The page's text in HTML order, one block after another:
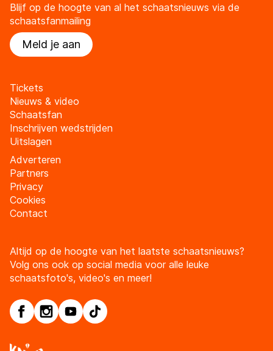
Blijf op de hoogte van al het schaatsnieuws via de
schaatsfanmailing
Meld je aan
Tickets
Nieuws & video
Schaatsfan
Inschrijven wedstrijden
Uitslagen
Adverteren
Partners
Privacy
Cookies
Contact
Altijd op de hoogte van het laatste schaatsnieuws?
Volg ons ook op social media voor alle leuke
schaatsfoto's, video's en meer!